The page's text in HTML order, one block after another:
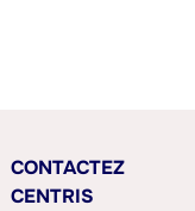
CONTACTEZ
CENTRIS